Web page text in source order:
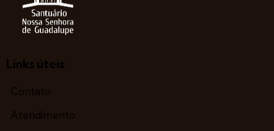
Links úteis
Contato
Atendimento